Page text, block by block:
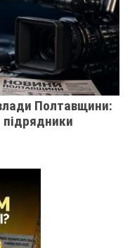
Полтавщини:
підрядники